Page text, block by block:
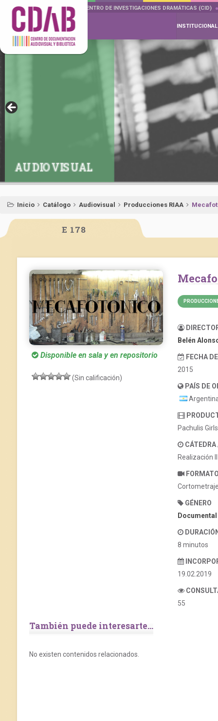
DOCUMENTA DRAMÁTICAS CENTRO DE INVESTIGACIONES DRAMÁTICAS (CID)
INSTITUCIONAL
AUDIOVISUAL
Inicio Catálogo Audiovisual Producciones RIAA
E 178
Disponible en sala y en repositorio
(Sin calificación)
Belén
FECHA
2015
PAÍS DE
Pachulis Girls
Realización
GÉNERO
Documental
8 minutos
19.02.2019
55
También puede interesarte...
No existen contenidos relacionados.